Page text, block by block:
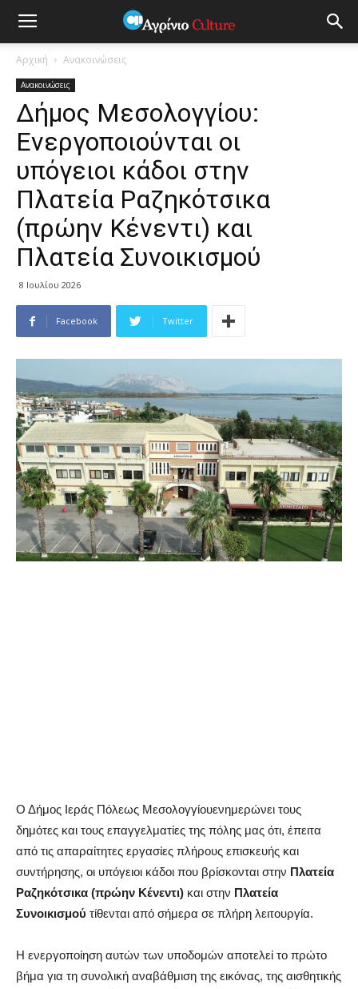
Αρχική Ανακοινώσεις
Ανακοινώσεις
Δήμος Μεσολογγίου:
Ενεργοποιούνται οι
υπόγειοι κάδοι στην
Πλατεία Ραζηκότσικα
(πρώην Κένεντι) και
Πλατεία Συνοικισμού
8 Ιουλίου 2026
Facebook Twitter
Ο Δήμος Ιεράς Πόλεως Μεσολογγίουενημερώνει τους
δημότες και τους επαγγελματίες της πόλης μας ότι, έπειτα
από τις απαραίτητες εργασίες πλήρους επισκευής και
συντήρησης, οι υπόγειοι κάδοι που βρίσκονται στην Πλατεία
Ραζηκότσικα (πρώην Κένεντι) και στην Πλατεία
Συνοικισμού τίθενται από σήμερα σε πλήρη λειτουργία.
Η ενεργοποίηση αυτών των υποδομών αποτελεί το πρώτο
βήμα για τη συνολική αναβάθμιση της εικόνας, της αισθητικής